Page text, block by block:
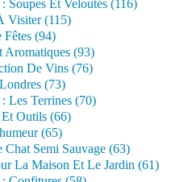
: Soupes Et Veloutés (116)
Visiter (115)
Fêtes (94)
Aromatiques (93)
De Vins (76)
(73)
: Les Terrines (70)
Outils (66)
(65)
Chat Semi Sauvage (63)
La Maison Et Le Jardin (61)